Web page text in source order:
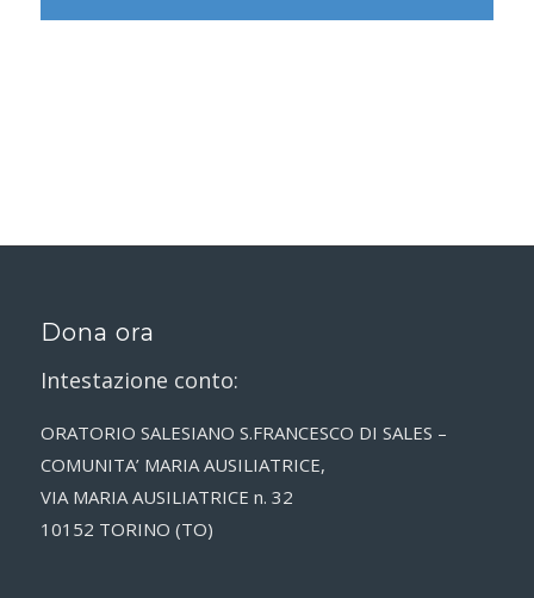
Dona ora
Intestazione conto:
ORATORIO SALESIANO S.FRANCESCO DI SALES –
COMUNITA’ MARIA AUSILIATRICE,
VIA MARIA AUSILIATRICE n. 32
10152 TORINO (TO)